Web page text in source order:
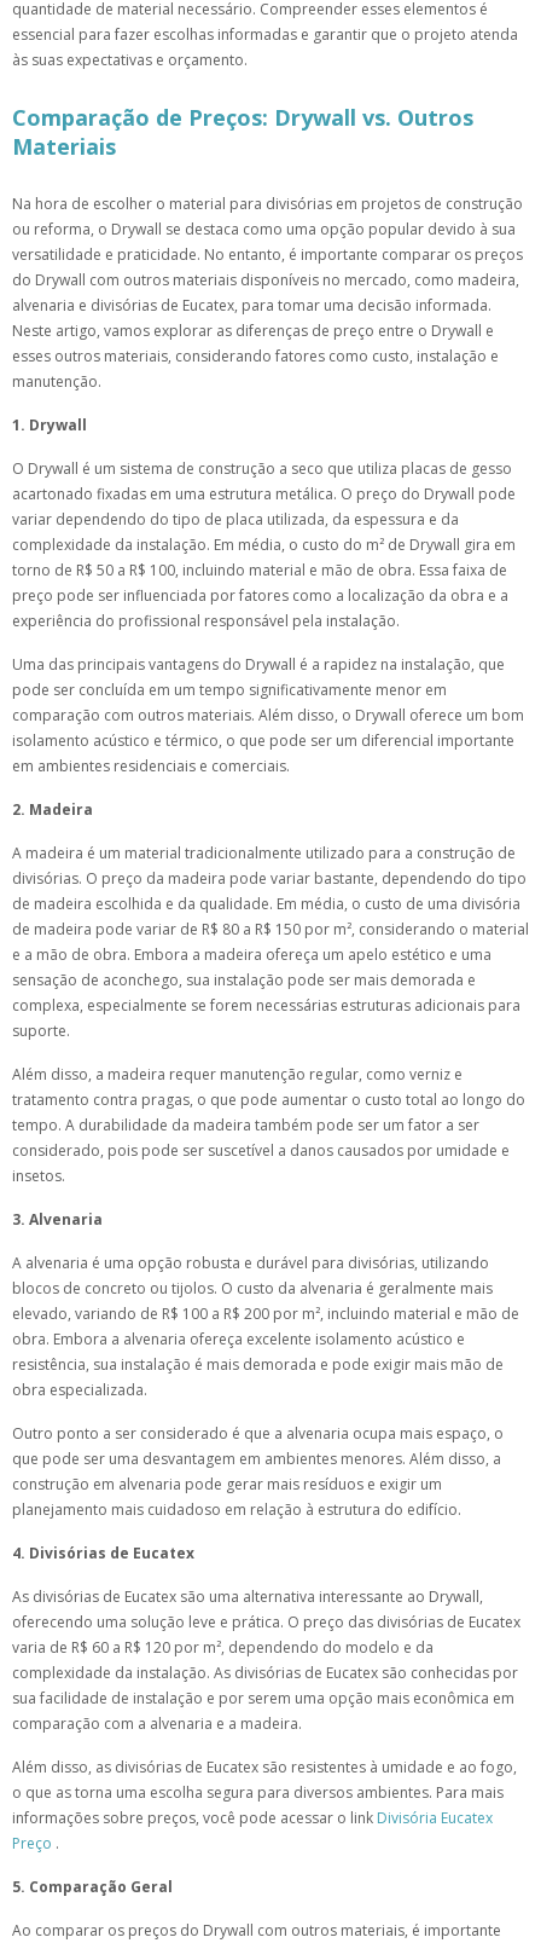
quantidade de material necessário. Compreender esses elementos é
essencial para fazer escolhas informadas e garantir que o projeto atenda
às suas expectativas e orçamento.
Comparação de Preços: Drywall vs. Outros
Materiais
Na hora de escolher o material para divisórias em projetos de construção
ou reforma, o Drywall se destaca como uma opção popular devido à sua
versatilidade e praticidade. No entanto, é importante comparar os preços
do Drywall com outros materiais disponíveis no mercado, como madeira,
alvenaria e divisórias de Eucatex, para tomar uma decisão informada.
Neste artigo, vamos explorar as diferenças de preço entre o Drywall e
esses outros materiais, considerando fatores como custo, instalação e
manutenção.
1. Drywall
O Drywall é um sistema de construção a seco que utiliza placas de gesso
acartonado fixadas em uma estrutura metálica. O preço do Drywall pode
variar dependendo do tipo de placa utilizada, da espessura e da
complexidade da instalação. Em média, o custo do m² de Drywall gira em
torno de R$ 50 a R$ 100, incluindo material e mão de obra. Essa faixa de
preço pode ser influenciada por fatores como a localização da obra e a
experiência do profissional responsável pela instalação.
Uma das principais vantagens do Drywall é a rapidez na instalação, que
pode ser concluída em um tempo significativamente menor em
comparação com outros materiais. Além disso, o Drywall oferece um bom
isolamento acústico e térmico, o que pode ser um diferencial importante
em ambientes residenciais e comerciais.
2. Madeira
A madeira é um material tradicionalmente utilizado para a construção de
divisórias. O preço da madeira pode variar bastante, dependendo do tipo
de madeira escolhida e da qualidade. Em média, o custo de uma divisória
de madeira pode variar de R$ 80 a R$ 150 por m², considerando o material
e a mão de obra. Embora a madeira ofereça um apelo estético e uma
sensação de aconchego, sua instalação pode ser mais demorada e
complexa, especialmente se forem necessárias estruturas adicionais para
suporte.
Além disso, a madeira requer manutenção regular, como verniz e
tratamento contra pragas, o que pode aumentar o custo total ao longo do
tempo. A durabilidade da madeira também pode ser um fator a ser
considerado, pois pode ser suscetível a danos causados por umidade e
insetos.
3. Alvenaria
A alvenaria é uma opção robusta e durável para divisórias, utilizando
blocos de concreto ou tijolos. O custo da alvenaria é geralmente mais
elevado, variando de R$ 100 a R$ 200 por m², incluindo material e mão de
obra. Embora a alvenaria ofereça excelente isolamento acústico e
resistência, sua instalação é mais demorada e pode exigir mais mão de
obra especializada.
Outro ponto a ser considerado é que a alvenaria ocupa mais espaço, o
que pode ser uma desvantagem em ambientes menores. Além disso, a
construção em alvenaria pode gerar mais resíduos e exigir um
planejamento mais cuidadoso em relação à estrutura do edifício.
4. Divisórias de Eucatex
As divisórias de Eucatex são uma alternativa interessante ao Drywall,
oferecendo uma solução leve e prática. O preço das divisórias de Eucatex
varia de R$ 60 a R$ 120 por m², dependendo do modelo e da
complexidade da instalação. As divisórias de Eucatex são conhecidas por
sua facilidade de instalação e por serem uma opção mais econômica em
comparação com a alvenaria e a madeira.
Além disso, as divisórias de Eucatex são resistentes à umidade e ao fogo,
o que as torna uma escolha segura para diversos ambientes. Para mais
informações sobre preços, você pode acessar o link Divisória Eucatex
Preço .
5. Comparação Geral
Ao comparar os preços do Drywall com outros materiais, é importante